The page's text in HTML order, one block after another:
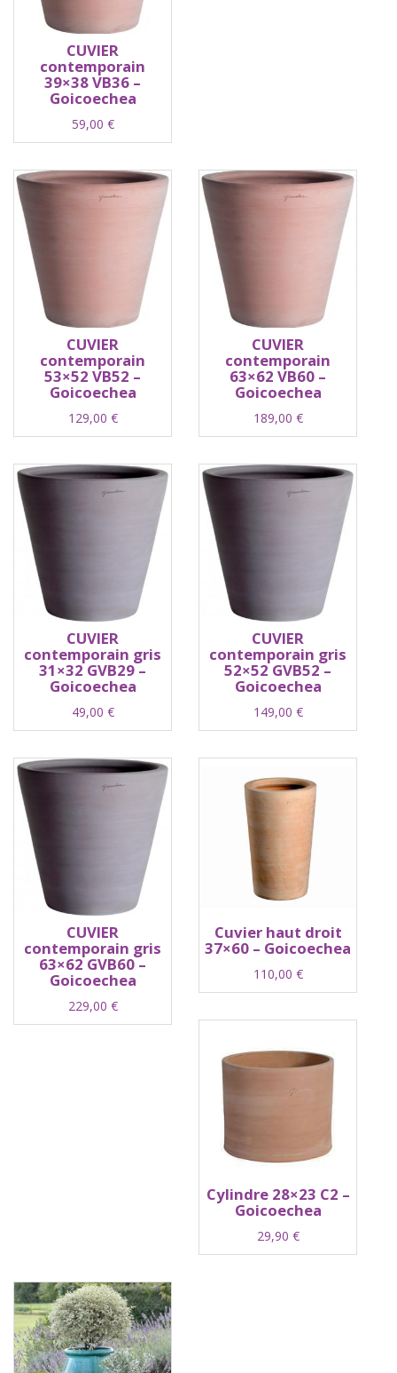
CUVIER
contemporain
39×38 VB36 –
Goicoechea
59,00 €
CUVIER
contemporain
53×52 VB52 –
Goicoechea
129,00 €
CUVIER
contemporain
63×62 VB60 –
Goicoechea
189,00 €
CUVIER
contemporain gris
31×32 GVB29 –
Goicoechea
49,00 €
CUVIER
contemporain gris
52×52 GVB52 –
Goicoechea
149,00 €
CUVIER
contemporain gris
63×62 GVB60 –
Goicoechea
229,00 €
Cuvier haut droit
37×60 – Goicoechea
110,00 €
Cylindre 28×23 C2 –
Goicoechea
29,90 €